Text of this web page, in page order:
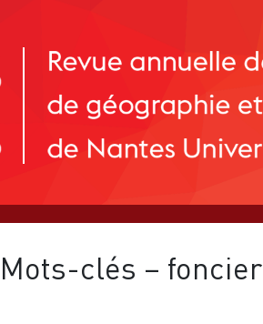
Mots-clés – foncier